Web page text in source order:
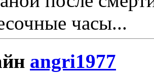
часы...
angri1977